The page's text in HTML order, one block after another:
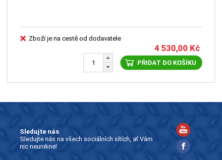
Zboží je na cestě od dodavatele
4 530,00 Kč
PŘIDAT DO KOŠÍKU
Sledujte nás
Sledujte nás na všech sociálních sítích, ať Vám
nic neunikne!